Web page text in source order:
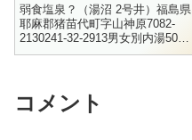
弱食塩泉？（湯沼 2号井）福島県
耶麻郡猪苗代町字山神原7082-
2130241-32-2913男女別内湯500
円営業時間 要相談 （早朝～遅く
コメント